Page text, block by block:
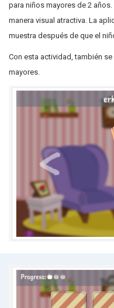
para niños mayores de 2
manera visual atractiva. La
muestra después de que el
Con esta actividad, también
mayores.